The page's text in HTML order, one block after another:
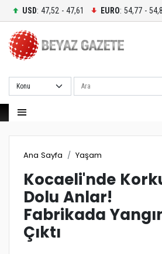
USD: 47,52 - 47,61 EURO: 54,77 -
Ara
Ana Sayfa Yaşam
Kocaeli'nde
Dolu Anlar!
Fabrikada
Çıktı